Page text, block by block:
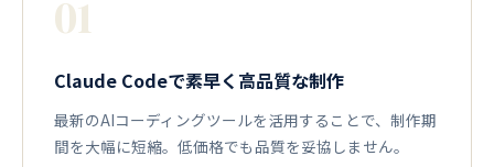
01
Claude Codeで素早く高品質な制作
最新のAIコーディングツールを活用することで、制作期
間を大幅に短縮。低価格でも品質を妥協しません。